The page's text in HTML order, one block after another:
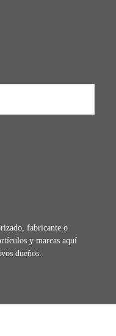
fabricante o
y marcas aquí
dueños.